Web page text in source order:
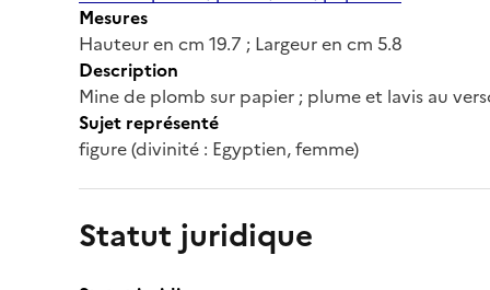
Mesures
Hauteur en cm 19.7 ; Largeur en cm 5.8
Description
Mine de plomb sur papier ; plume et lavis au
Sujet représenté
figure (divinité : Egyptien, femme)
Statut juridique